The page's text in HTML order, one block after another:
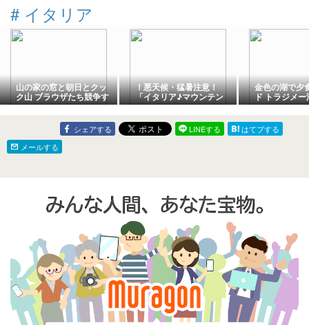
# イタリア
山の家の窓と朝日とクッ
ク山 ブラウザたち競争す
るのかなかなか開かず
！悪天候・猛暑注意！
「イタリア♪マウンテン
リゾートでの盲点✨❤️✨
熱中症注意とポイント
♪」２０２６年@地元ロ
ーマ市発！ローマ・バチ
金色の湖で夕
ド トラジメー
シェアする LINEする
はてブする
メールする